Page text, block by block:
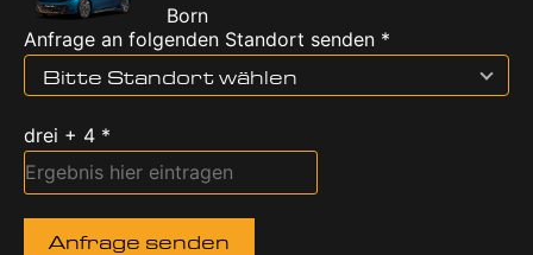
Born
Anfrage an folgenden Standort senden *
Bitte Standort wählen
drei + 4 *
Anfrage senden